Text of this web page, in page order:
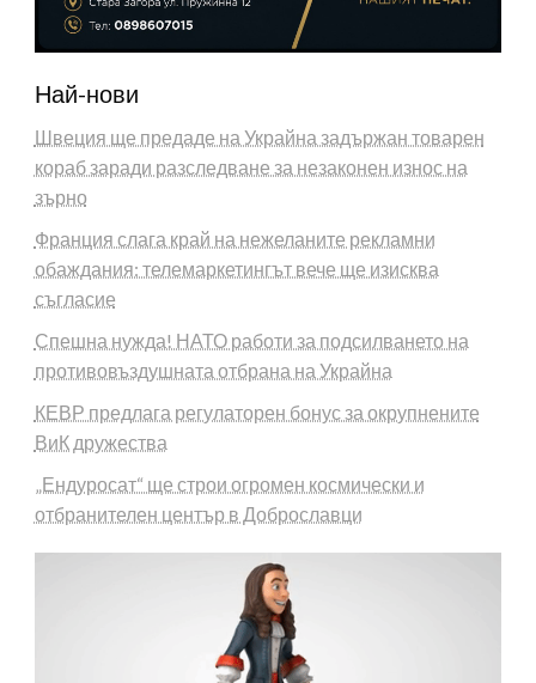
Най-нови
Швеция ще предаде на Украйна задържан товарен
кораб заради разследване за незаконен износ на
зърно
Франция слага край на нежеланите рекламни
обаждания: телемаркетингът вече ще изисква
съгласие
Спешна нужда! НАТО работи за подсилването на
противовъздушната отбрана на Украйна
КЕВР предлага регулаторен бонус за окрупнените
ВиК дружества
„Ендуросат“ ще строи огромен космически и
отбранителен център в Доброславци